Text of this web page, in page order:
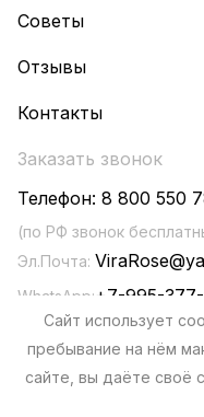
Сайт использует
пребывание на нём
сайте, вы даёте своё
Советы
Отзывы
Контакты
Заказать звонок
Телефон: 8 800 550
(по РФ звонок
Эл.Почта:
WhatsApp: +7-995-
Политика